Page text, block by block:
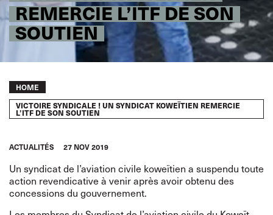
REMERCIE L’ITF DE SON
SOUTIEN
Breadcrumb
HOME
VICTOIRE SYNDICALE ! UN SYNDICAT KOWEÏTIEN REMERCIE
L’ITF DE SON SOUTIEN
ACTUALITÉS 27 NOV 2019
Un syndicat de l’aviation civile koweïtien a suspendu toute
action revendicative à venir après avoir obtenu des
concessions du gouvernement.